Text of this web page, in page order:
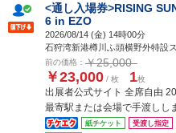
<通し入場券>RISING
6 in EZO
2026/08/14 (金) 14時00分
石狩湾新港樽川ふ頭横野外特設
前の価格： ￥25,000
￥23,000 / 枚 1枚
出展者公式サイト 全席自由
最寄駅または会場で手渡しし
紙チケット 受渡し指定